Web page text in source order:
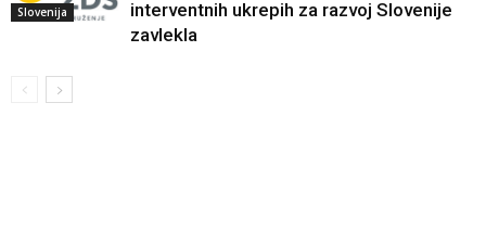
Slovenija
interventnih ukrepih za razvoj Slovenije
zavlekla